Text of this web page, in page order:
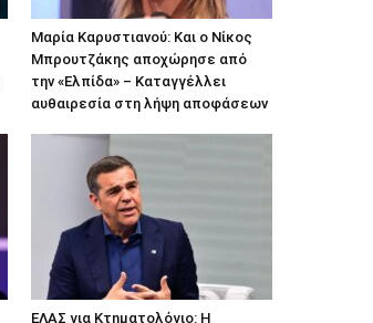
Μαρία Καρυστιανού: Και ο Νίκος
Μπρουτζάκης αποχώρησε από
την «Ελπίδα» – Καταγγέλλει
αυθαιρεσία στη λήψη αποφάσεων
ΕΛΑΣ για Κτηματολόγιο: Η